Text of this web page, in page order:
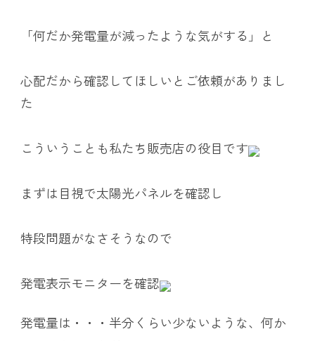
「何だか発電量が減ったような気がする」と
心配だから確認してほしいとご依頼がありまし
た
こういうことも私たち販売店の役目です
まずは目視で太陽光パネルを確認し
特段問題がなさそうなので
発電表示モニターを確認
発電量は・・・半分くらい少ないような、何か